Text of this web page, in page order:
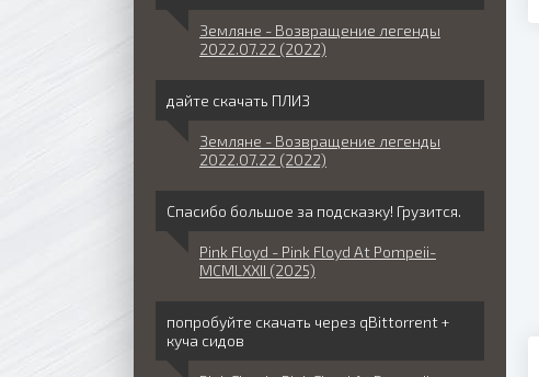
Земляне - Возвращение легенды
2022.07.22 (2022)
дайте скачать ПЛИЗ
Земляне - Возвращение легенды
2022.07.22 (2022)
Спасибо большое за подсказку! Грузится.
Pink Floyd - Pink Floyd At Pompeii-
MCMLXXII (2025)
попробуйте скачать через qBittorrent +
куча сидов